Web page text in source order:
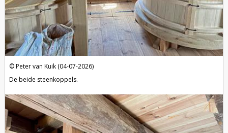
Peter van Kuik (04-07-2026)
De beide steenkoppels.